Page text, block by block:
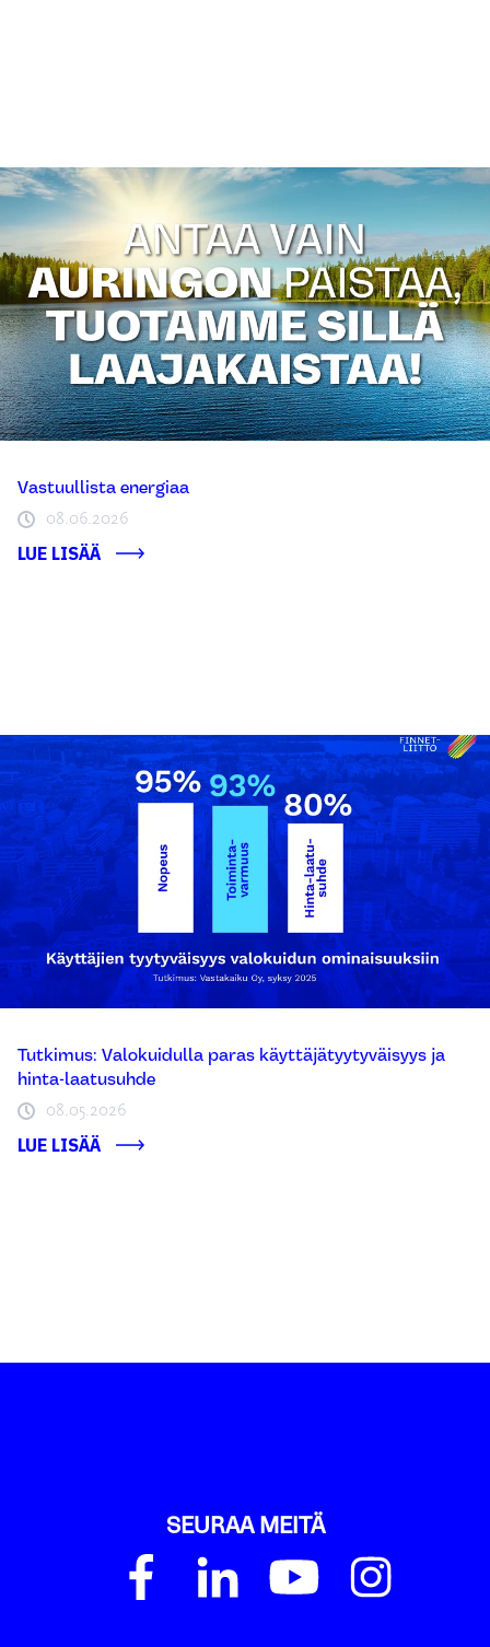
Vastuullista energiaa
08.06.2026
LUE LISÄÄ
Tutkimus: Valokuidulla paras käyttäjätyytyväisyys ja
hinta-laatusuhde
08.05.2026
LUE LISÄÄ
SEURAA MEITÄ